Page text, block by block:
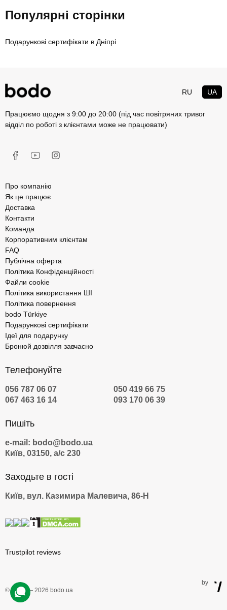
Популярні сторінки
Подарункові сертифікати в Дніпрі
RU UA
Працюємо щодня з 9:00 до 20:00 (під час повітряних тривог
відділ по роботі з клієнтами може не працювати)
Про компанію
Як це працює
Доставка
Контакти
Команда
Корпоративним клієнтам
FAQ
Публічна оферта
Політика Конфіденційності
Файли cookie
Політика використання ШІ
Політика повернення
bodo Türkiye
Подарункові сертифікати
Ідеї для подарунку
Бронюй дозвілля завчасно
Телефонуйте
056 787 06 07
050 419 66 75
067 463 16 14
093 170 06 39
Пишіть
e-mail: bodo@bodo.ua
Київ, 03150, а/с 230
Заходьте в гості
Київ, вул. Казимира Малевича, 86-Н
Trustpilot reviews
© 2009 — 2026 bodo.ua
by